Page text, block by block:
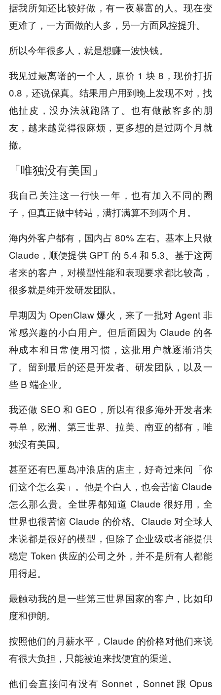
据我所知还比较好做，有一夜暴富的人。现在变
更难了，一方面做的人多，另一方面风控提升。
所以今年很多人，就是想赚一波快钱。
我见过最离谱的一个人，原价 1 块 8，现价打折
0.8，还说保真。结果用户用到晚上发现不对，找
他扯皮，没办法就跑路了。也有做散客多的朋
友，越来越觉得很麻烦，更多想的是过两个月就
撤。
「唯独没有美国」
我自己关注这一行快一年，也有加入不同的圈
子，但真正做中转站，满打满算不到两个月。
海内外客户都有，国内占 80% 左右。基本上只做
Claude，顺便提供 GPT 的 5.4 和 5.3。基于这两
者来的客户，对模型性能和表现要求都比较高，
很多就是纯开发研发团队。
早期因为 OpenClaw 爆火，来了一批对 Agent 非
常感兴趣的小白用户。但后面因为 Claude 的各
种成本和日常使用习惯，这批用户就逐渐消失
了。留到最后的还是开发者、研发团队，以及一
些 B 端企业。
我还做 SEO 和 GEO，所以有很多海外开发者来
寻单，欧洲、第三世界、拉美、南亚的都有，唯
独没有美国。
甚至还有巴厘岛冲浪店的店主，好奇过来问「你
们这个怎么卖」。他是个白人，也会苦恼 Claude
怎么那么贵。全世界都知道 Claude 很好用，全
世界也很苦恼 Claude 的价格。Claude 对全球人
来说都是很好的模型，但除了企业级或者能提供
稳定 Token 供应的公司之外，并不是所有人都能
用得起。
最触动我的是一些第三世界国家的客户，比如印
度和伊朗。
按照他们的月薪水平，Claude 的价格对他们来说
有很大负担，只能被迫来找便宜的渠道。
他们会直接问有没有 Sonnet，Sonnet 跟 Opus